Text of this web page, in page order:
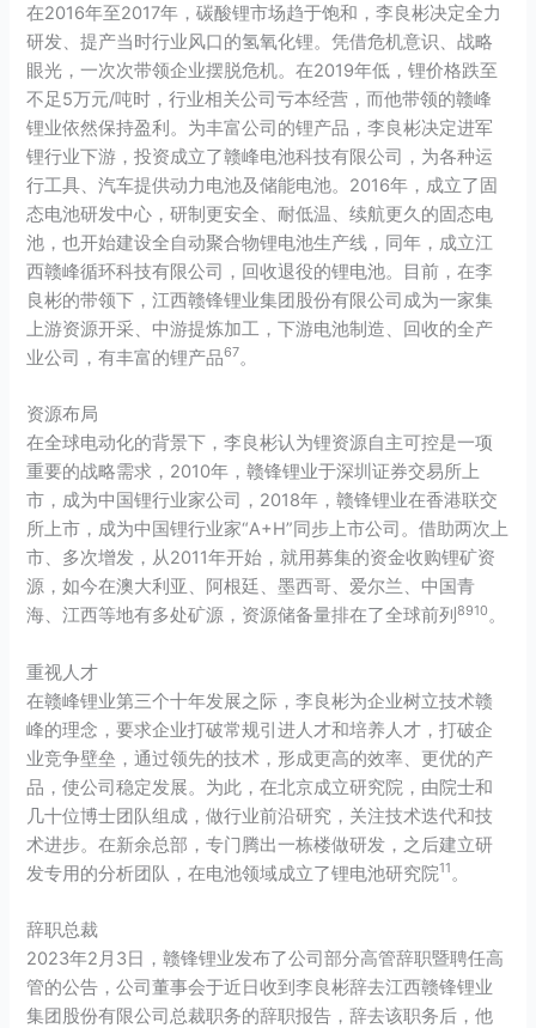
在2016年至2017年，碳酸锂市场趋于饱和，李良彬决定全力
研发、提产当时行业风口的氢氧化锂。凭借危机意识、战略
眼光，一次次带领企业摆脱危机。在2019年低，锂价格跌至
不足5万元/吨时，行业相关公司亏本经营，而他带领的赣峰
锂业依然保持盈利。为丰富公司的锂产品，李良彬决定进军
锂行业下游，投资成立了赣峰电池科技有限公司，为各种运
行工具、汽车提供动力电池及储能电池。2016年，成立了固
态电池研发中心，研制更安全、耐低温、续航更久的固态电
池，也开始建设全自动聚合物锂电池生产线，同年，成立江
西赣峰循环科技有限公司，回收退役的锂电池。目前，在李
良彬的带领下，江西赣锋锂业集团股份有限公司成为一家集
上游资源开采、中游提炼加工，下游电池制造、回收的全产
业公司，有丰富的锂产品67。
资源布局
在全球电动化的背景下，李良彬认为锂资源自主可控是一项
重要的战略需求，2010年，赣锋锂业于深圳证券交易所上
市，成为中国锂行业家公司，2018年，赣锋锂业在香港联交
所上市，成为中国锂行业家“A+H”同步上市公司。借助两次上
市、多次增发，从2011年开始，就用募集的资金收购锂矿资
源，如今在澳大利亚、阿根廷、墨西哥、爱尔兰、中国青
海、江西等地有多处矿源，资源储备量排在了全球前列8910。
重视人才
在赣峰锂业第三个十年发展之际，李良彬为企业树立技术赣
峰的理念，要求企业打破常规引进人才和培养人才，打破企
业竞争壁垒，通过领先的技术，形成更高的效率、更优的产
品，使公司稳定发展。为此，在北京成立研究院，由院士和
几十位博士团队组成，做行业前沿研究，关注技术迭代和技
术进步。在新余总部，专门腾出一栋楼做研发，之后建立研
发专用的分析团队，在电池领域成立了锂电池研究院11 。
辞职总裁
2023年2月3日，赣锋锂业发布了公司部分高管辞职暨聘任高
管的公告，公司董事会于近日收到李良彬辞去江西赣锋锂业
集团股份有限公司总裁职务的辞职报告，辞去该职务后，他